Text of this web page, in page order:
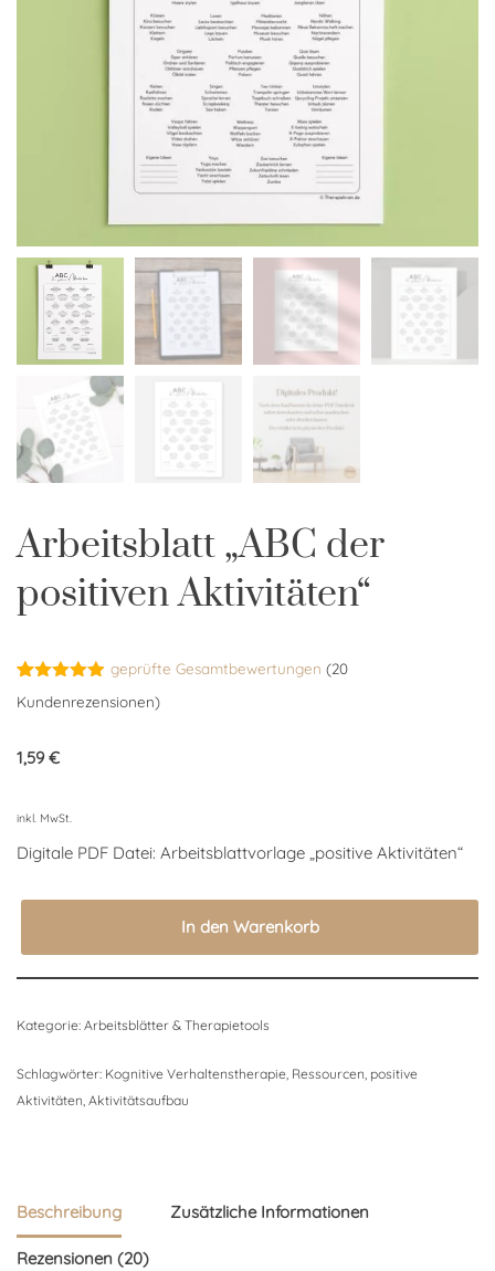
Arbeitsblatt „ABC der
positiven Aktivitäten“
Bewertet
mit4.85
auf
20
geprüfte Gesamtbewertungen (20
Kundenrezensionen)
1,59€
inkl. MwSt.
Digitale PDF Datei: Arbeitsblattvorlage „positive Aktivitäten“
In den Warenkorb
Kategorie: Arbeitsblätter & Therapietools
Schlagwörter: Kognitive Verhaltenstherapie Ressourcen positive
Aktivitäten Aktivitätsaufbau
Beschreibung Zusätzliche Informationen
Rezensionen (20)